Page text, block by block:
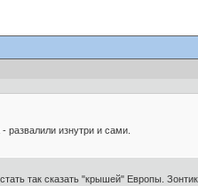
изнутри и сами.
так сказать "крышей" Европы.